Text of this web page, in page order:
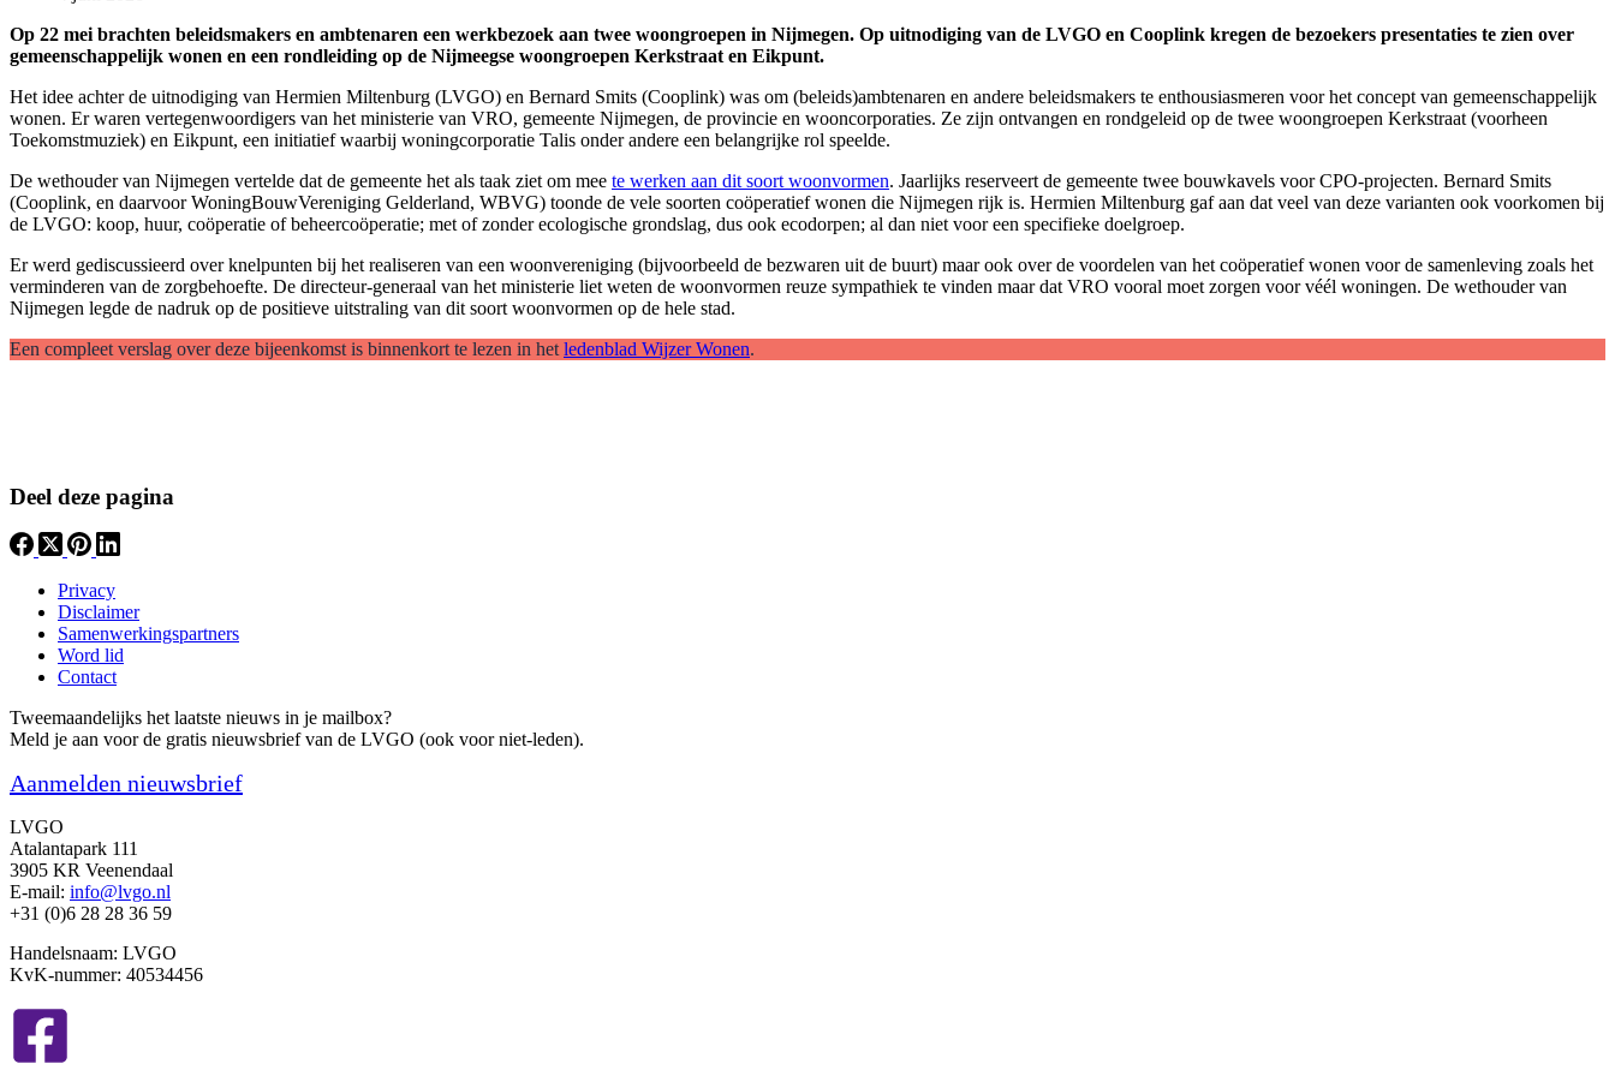
Op 22 mei brachten beleidsmakers en ambtenaren een werkbezoek aan twee woongroepen in Nijmegen. Op uitnodiging van de LVGO en Cooplink kregen de bezoekers presentaties te zien over
gemeenschappelijk wonen en een rondleiding op de Nijmeegse woongroepen Kerkstraat en Eikpunt.
Het idee achter de uitnodiging van Hermien Miltenburg (LVGO) en Bernard Smits (Cooplink) was om (beleids)ambtenaren en andere beleidsmakers te enthousiasmeren voor het concept van gemeenschappelijk
wonen. Er waren vertegenwoordigers van het ministerie van VRO, gemeente Nijmegen, de provincie en wooncorporaties. Ze zijn ontvangen en rondgeleid op de twee woongroepen Kerkstraat (voorheen
Toekomstmuziek) en Eikpunt, een initiatief waarbij woningcorporatie Talis onder andere een belangrijke rol speelde.
De wethouder van Nijmegen vertelde dat de gemeente het als taak ziet om mee te werken aan dit soort woonvormen. Jaarlijks reserveert de gemeente twee bouwkavels voor CPO-projecten. Bernard Smits
(Cooplink, en daarvoor WoningBouwVereniging Gelderland, WBVG) toonde de vele soorten coöperatief wonen die Nijmegen rijk is. Hermien Miltenburg gaf aan dat veel van deze varianten ook voorkomen bij
de LVGO: koop, huur, coöperatie of beheercoöperatie; met of zonder ecologische grondslag, dus ook ecodorpen; al dan niet voor een specifieke doelgroep.
Er werd gediscussieerd over knelpunten bij het realiseren van een woonvereniging (bijvoorbeeld de bezwaren uit de buurt) maar ook over de voordelen van het coöperatief wonen voor de samenleving zoals het
verminderen van de zorgbehoefte. De directeur-generaal van het ministerie liet weten de woonvormen reuze sympathiek te vinden maar dat VRO vooral moet zorgen voor véél woningen. De wethouder van
Nijmegen legde de nadruk op de positieve uitstraling van dit soort woonvormen op de hele stad.
Een compleet verslag over deze bijeenkomst is binnenkort te lezen in het ledenblad Wijzer Wonen.
Deel deze pagina
Privacy
Disclaimer
Samenwerkingspartners
Word lid
Contact
Tweemaandelijks het laatste nieuws in je mailbox?
Meld je aan voor de gratis nieuwsbrief van de LVGO (ook voor niet-leden).
Aanmelden nieuwsbrief
LVGO
Atalantapark 111
3905 KR Veenendaal
E-mail: info@lvgo.nl
+31 (0)6 28 28 36 59
Handelsnaam: LVGO
KvK-nummer: 40534456